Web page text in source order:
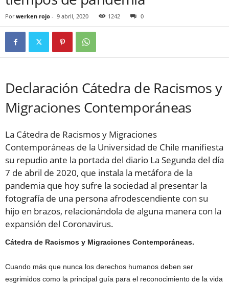
Por werken rojo - 9 abril, 2020 1242 0
Declaración Cátedra de Racismos y
Migraciones Contemporáneas
La Cátedra de Racismos y Migraciones
Contemporáneas de la Universidad de Chile manifiesta
su repudio ante la portada del diario La Segunda del día
7 de abril de 2020, que instala la metáfora de la
pandemia que hoy sufre la sociedad al presentar la
fotografía de una persona afrodescendiente con su
hijo en brazos, relacionándola de alguna manera con la
expansión del Coronavirus.
Cátedra de Racismos y Migraciones Contemporáneas.
Cuando más que nunca los derechos humanos deben ser
esgrimidos como la principal guía para el reconocimiento de la vida